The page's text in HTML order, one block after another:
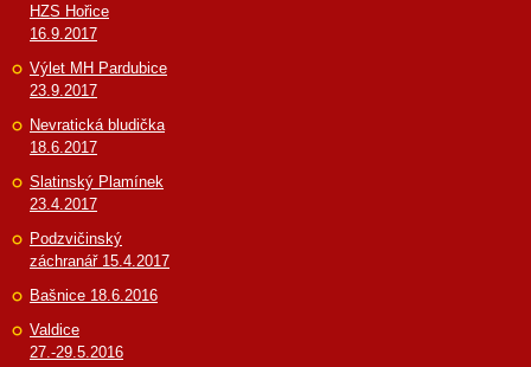
HZS Hořice
16.9.2017
Výlet MH Pardubice
23.9.2017
Nevratická bludička
18.6.2017
Slatinský Plamínek
23.4.2017
Podzvičinský
záchranář 15.4.2017
Bašnice 18.6.2016
Valdice
27.-29.5.2016